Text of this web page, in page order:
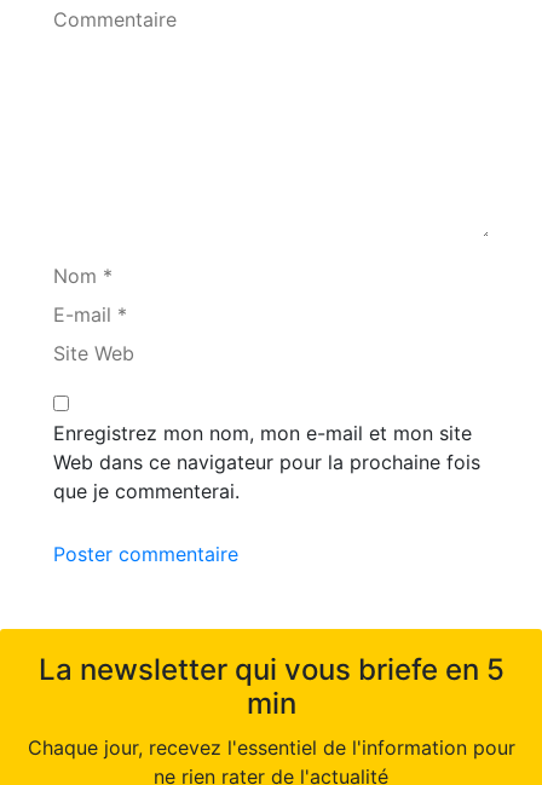
Commentaire
Nom *
E-mail *
Site Web
Enregistrez mon nom, mon e-mail et mon site
Web dans ce navigateur pour la prochaine fois
que je commenterai.
Poster commentaire
La newsletter qui vous briefe en 5
min
Chaque jour, recevez l'essentiel de l'information pour
ne rien rater de l'actualité